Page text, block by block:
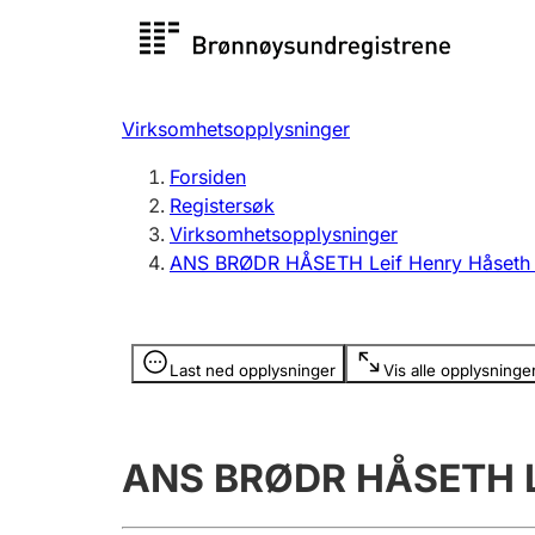
Registersøk
Registrere, endre, slette
Virksomhetsopplysninger
Forsiden
Registersøk
Virksomhetsopplysninger
ANS BRØDR HÅSETH Leif Henry
Last ned opplysninger Vis alle
Opplysninger er skjult
ANS BRØDR